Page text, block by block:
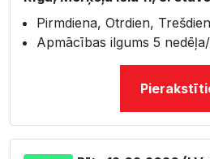
Pirmdiena, Otrdien,
Apmācības ilgums 5